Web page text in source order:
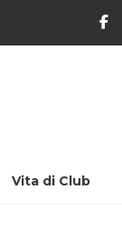
Vita di Club